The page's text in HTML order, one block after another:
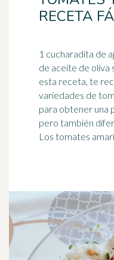
RECETA
1 cucharadita de
de aceite de oliva sal y
esta receta, te
variedades de
para obtener una
pero también
Los tomates